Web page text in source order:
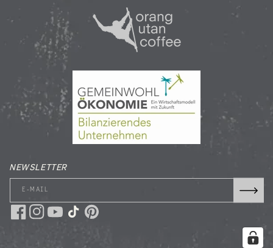
NEWSLETTER
E-MAIL
FacebookInstagram
YouTubeTikTokPinterest